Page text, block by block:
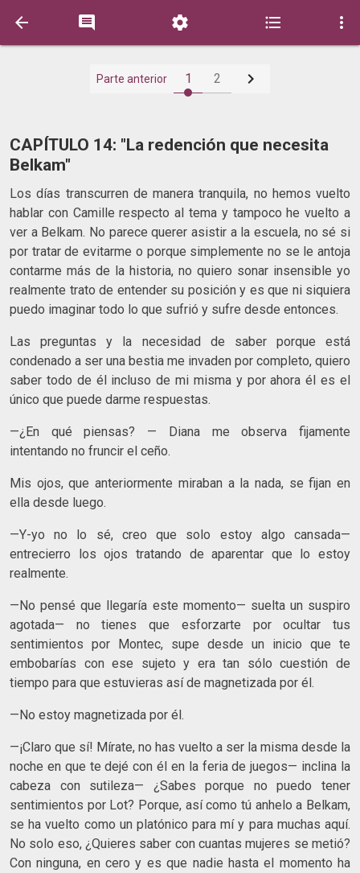
    
Parte anterior 1 2 
CAPÍTULO 14: "La redención que necesita
Belkam"
Los días transcurren de manera tranquila, no hemos vuelto
hablar con Camille respecto al tema y tampoco he vuelto a
ver a Belkam. No parece querer asistir a la escuela, no sé si
por tratar de evitarme o porque simplemente no se le antoja
contarme más de la historia, no quiero sonar insensible yo
realmente trato de entender su posición y es que ni siquiera
puedo imaginar todo lo que sufrió y sufre desde entonces.
Las preguntas y la necesidad de saber porque está
condenado a ser una bestia me invaden por completo, quiero
saber todo de él incluso de mi misma y por ahora él es el
único que puede darme respuestas.
—¿En qué piensas? — Diana me observa fijamente
intentando no fruncir el ceño.
Mis ojos, que anteriormente miraban a la nada, se fijan en
ella desde luego.
—Y-yo no lo sé, creo que solo estoy algo cansada—
entrecierro los ojos tratando de aparentar que lo estoy
realmente.
—No pensé que llegaría este momento— suelta un suspiro
agotada— no tienes que esforzarte por ocultar tus
sentimientos por Montec, supe desde un inicio que te
embobarías con ese sujeto y era tan sólo cuestión de
tiempo para que estuvieras así de magnetizada por él.
—No estoy magnetizada por él.
—¡Claro que sí! Mírate, no has vuelto a ser la misma desde la
noche en que te dejé con él en la feria de juegos— inclina la
cabeza con sutileza— ¿Sabes porque no puedo tener
sentimientos por Lot? Porque, así como tú anhelo a Belkam,
se ha vuelto como un platónico para mí y para muchas aquí.
No solo eso, ¿Quieres saber con cuantas mujeres se metió?
Con ninguna, en cero y es que nadie hasta el momento ha